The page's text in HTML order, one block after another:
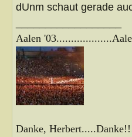
dUnm schaut gerade
Aalen '03...................
Danke,